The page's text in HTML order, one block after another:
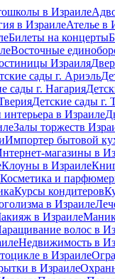
в Израиле
в ИзраилеАтелье в
Билеты на концерты
Восточные
Израиля
сады г. Ариэль
сады г. Нагария
Детские сады г.
интерьера в Израиле
Залы торжеств
Импортер бытовой
магазины в
Клоуны в Израиле
Косметика и
Курсы кондитеров
в Израиле
в Израиле
волос в
Недвижимость в
в Израиле
в Израиле